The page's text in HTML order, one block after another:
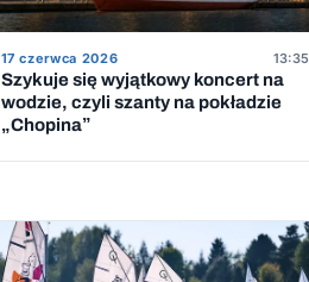
17 czerwca 2026 13:35
Szykuje się wyjątkowy koncert na
wodzie, czyli szanty na pokładzie
„Chopina”